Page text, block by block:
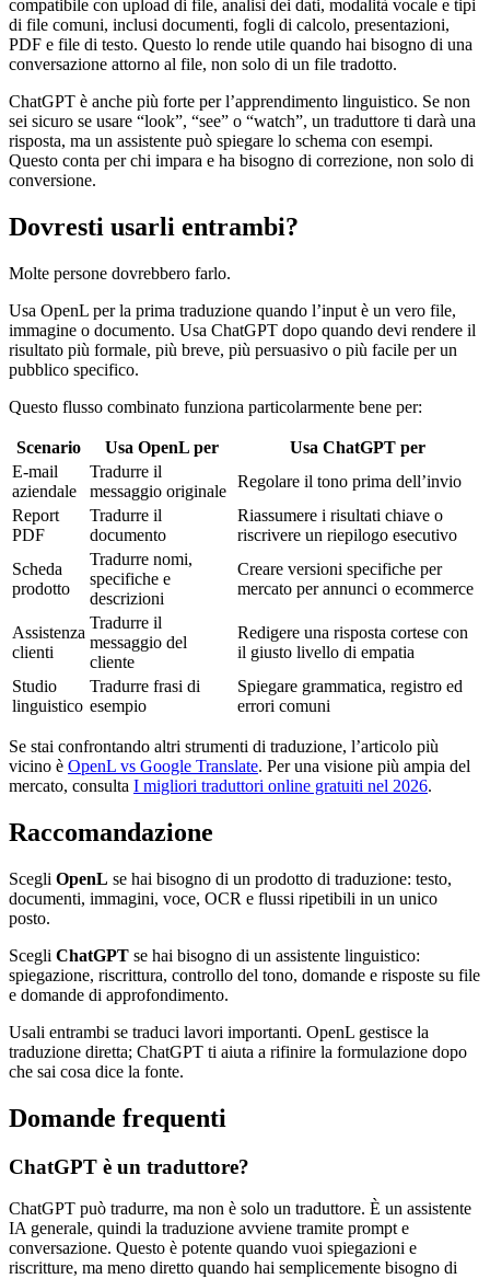
compatibile con upload di file, analisi dei dati, modalità vocale e tipi
di file comuni, inclusi documenti, fogli di calcolo, presentazioni,
PDF e file di testo. Questo lo rende utile quando hai bisogno di una
conversazione attorno al file, non solo di un file tradotto.
ChatGPT è anche più forte per l’apprendimento linguistico. Se non
sei sicuro se usare “look”, “see” o “watch”, un traduttore ti darà una
risposta, ma un assistente può spiegare lo schema con esempi.
Questo conta per chi impara e ha bisogno di correzione, non solo di
conversione.
Dovresti usarli entrambi?
Molte persone dovrebbero farlo.
Usa OpenL per la prima traduzione quando l’input è un vero file,
immagine o documento. Usa ChatGPT dopo quando devi rendere il
risultato più formale, più breve, più persuasivo o più facile per un
pubblico specifico.
Questo flusso combinato funziona particolarmente bene per:
Scenario Usa OpenL per
Usa ChatGPT per
E-mail
aziendale
Tradurre il
messaggio originale
Regolare il tono prima dell’invio
Report
PDF
Tradurre il
documento
Riassumere i risultati chiave o
riscrivere un riepilogo esecutivo
Scheda
prodotto
Tradurre nomi,
specifiche e
descrizioni
Creare versioni specifiche per
mercato per annunci o ecommerce
Assistenza
clienti
Tradurre il
messaggio del
cliente
Redigere una risposta cortese con
il giusto livello di empatia
Studio
linguistico
Tradurre frasi di
esempio
Spiegare grammatica, registro ed
errori comuni
Se stai confrontando altri strumenti di traduzione, l’articolo più
vicino è OpenL vs Google Translate. Per una visione più ampia del
mercato, consulta I migliori traduttori online gratuiti nel 2026.
Raccomandazione
Scegli OpenL se hai bisogno di un prodotto di traduzione: testo,
documenti, immagini, voce, OCR e flussi ripetibili in un unico
posto.
Scegli ChatGPT se hai bisogno di un assistente linguistico:
spiegazione, riscrittura, controllo del tono, domande e risposte su file
e domande di approfondimento.
Usali entrambi se traduci lavori importanti. OpenL gestisce la
traduzione diretta; ChatGPT ti aiuta a rifinire la formulazione dopo
che sai cosa dice la fonte.
Domande frequenti
ChatGPT è un traduttore?
ChatGPT può tradurre, ma non è solo un traduttore. È un assistente
IA generale, quindi la traduzione avviene tramite prompt e
conversazione. Questo è potente quando vuoi spiegazioni e
riscritture, ma meno diretto quando hai semplicemente bisogno di